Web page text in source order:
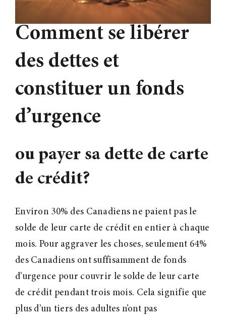
Contact
Comment se libérer
des dettes et
constituer un fonds
d’urgence
ou payer sa dette de carte
de crédit?
Environ 30% des Canadiens ne paient pas le
solde de leur carte de crédit en entier à chaque
mois. Pour aggraver les choses, seulement 64%
des Canadiens ont suffisamment de fonds
d’urgence pour couvrir le solde de leur carte
de crédit pendant trois mois. Cela signifie que
plus d’un tiers des adultes n’ont pas